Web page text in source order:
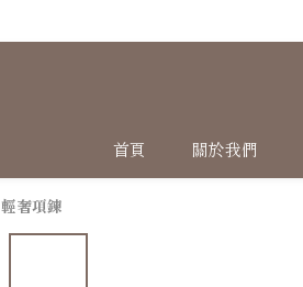
首頁 關於我們
輕奢項鍊